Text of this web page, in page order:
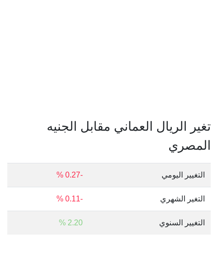
تغير الريال العماني مقابل الجنيه
المصري
التغيير اليومي -0.27 %
التغير الشهري -0.11 %
التغيير السنوي 2.20 %